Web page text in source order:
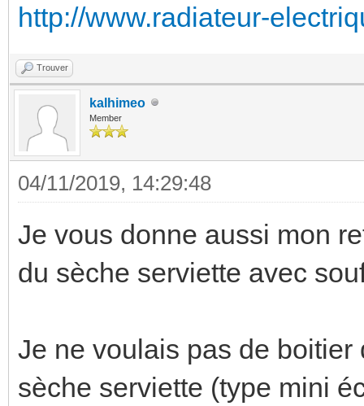
http://www.radiateur-
Trouver
kalhimeo
Member
04/11/2019, 14:29:48
Je vous donne aussi mon
du sèche serviette avec
Je ne voulais pas de
sèche serviette (type mini